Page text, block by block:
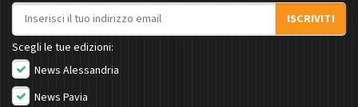
Indirizzo email
ISCRIVITI
Scegli le tue edizioni:
News Alessandria
News Pavia